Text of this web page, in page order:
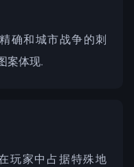
确和城市战争的刺
案体现.
玩家中占据特殊地